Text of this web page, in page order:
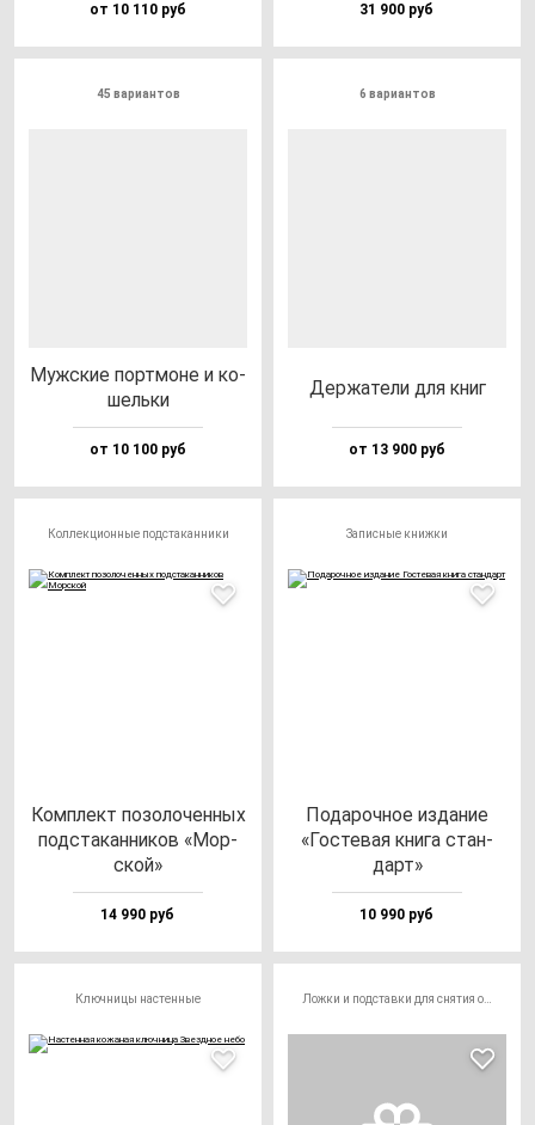
от 10 110 руб 31 900 руб
45 вариантов
Муж­ские пор­тмо­не и ко­
шель­ки
от 10 100 руб
6 вариантов
Дер­жа­те­ли для книг
от 13 900 руб
Коллекционные подстаканники
Ком­плект по­зо­ло­чен­ных
под­ста­кан­ни­ков «Мор­
ской»
14 990 руб
Записные книжки
Пода­роч­ное из­да­ние
«Гос­те­вая кни­га стан­
дарт»
10 990 руб
Ключницы настенные